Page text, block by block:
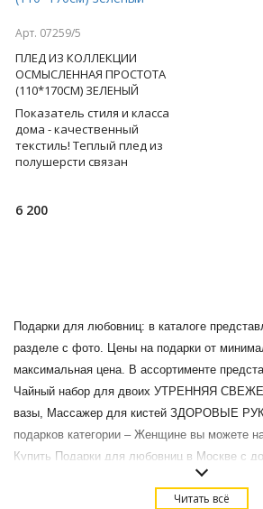
Арт. 07259/5
ПЛЕД ИЗ КОЛЛЕКЦИИ
ОСМЫСЛЕННАЯ ПРОСТОТА
(110*170СМ) ЗЕЛЕНЫЙ
Показатель стиля и класса
дома - качественный
текстиль! Теплый плед из
полушерсти связан
себе этнические, классич
6 200
Подарки для любовниц: в каталоге
разделе с фото. Цены на подарки от
максимальная цена. В ассортименте
Чайный набор для двоих УТРЕННЯЯ
вазы, Массажер для кистей ЗДОРОВЫЕ
подарков категории – Женщине вы можете
Купить Подарки для любовниц в Москве с
Читать всё